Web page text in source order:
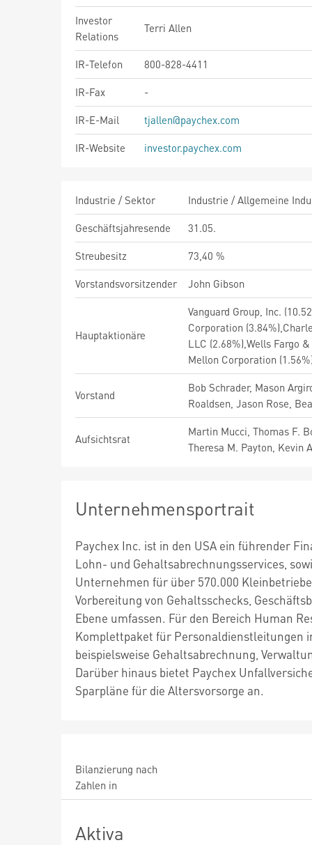
Investor
Relations
Terri Allen
IR-Telefon
800-828-4411
IR-Fax
-
IR-E-Mail
tjallen@paychex.com
IR-Website
investor.paychex.com
Industrie / Sektor
Industrie / Allgemeine
Geschäftsjahresende
31.05.
Streubesitz
73,40 %
Vorstandsvorsitzender
John Gibson
Hauptaktionäre
Vanguard Group, Inc.
Corporation
LLC (2.68%),Wells Fargo
Mellon Corporation
Vorstand
Bob Schrader, Mason
Roaldsen, Jason Rose,
Aufsichtsrat
Martin Mucci, Thomas F.
Theresa M. Payton, Kevin
Unternehmensportrait
Paychex Inc. ist in den USA ein führender
Lohn- und Gehaltsabrechnungsservices,
Unternehmen für über 570.000
Vorbereitung von Gehaltsschecks,
Ebene umfassen. Für den Bereich Human
Komplettpaket für Personaldienstleitungen
beispielsweise Gehaltsabrechnung,
Darüber hinaus bietet Paychex
Sparpläne für die Altersvorsorge an.
Bilanzierung nach
Zahlen in
Aktiva